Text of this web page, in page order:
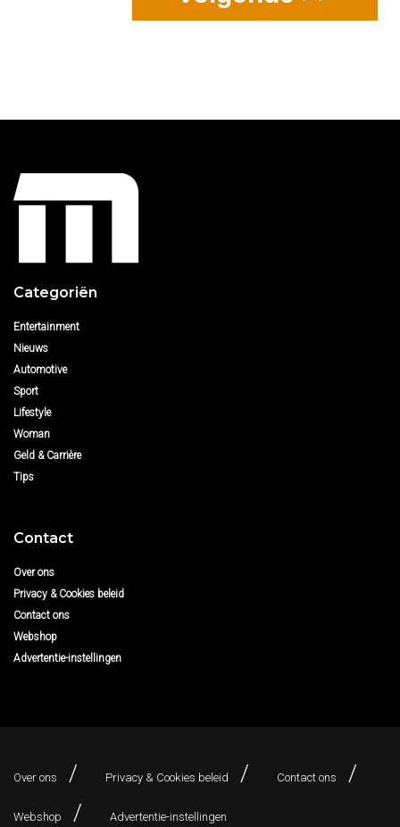
Categoriën
Entertainment
Nieuws
Automotive
Sport
Lifestyle
Woman
Geld & Carrière
Tips
Contact
Over ons
Privacy & Cookies beleid
Contact ons
Webshop
Advertentie-instellingen
Over ons Privacy & Cookies beleid Contact ons
Webshop Advertentie-instellingen